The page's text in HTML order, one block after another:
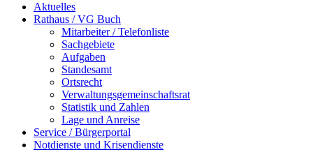
Aktuelles
Rathaus / VG Buch
Mitarbeiter / Telefonliste
Sachgebiete
Aufgaben
Standesamt
Ortsrecht
Verwaltungsgemeinschaftsrat
Statistik und Zahlen
Lage und Anreise
Service / Bürgerportal
Notdienste und Krisendienste